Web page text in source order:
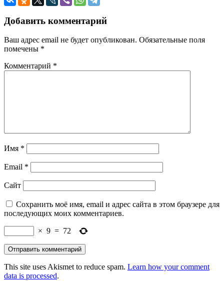
Добавить комментарий
Ваш адрес email не будет опубликован. Обязательные поля
помечены *
Комментарий *
Имя *
Email *
Сайт
Сохранить моё имя, email и адрес сайта в этом браузере для
последующих моих комментариев.
× 9 = 72
This site uses Akismet to reduce spam. Learn how your comment
data is processed.